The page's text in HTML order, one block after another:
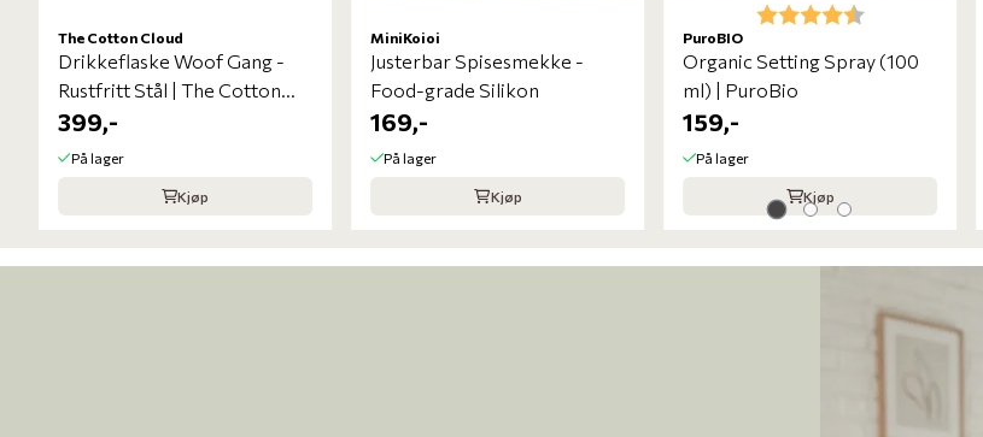
The Cotton Cloud
Drikkeflaske Woof Gang -
Rustfritt Stål | The Cotton
Cloud
399,-
På lager
Kjøp
MiniKoioi
Justerbar Spisesmekke -
Food-grade Silikon
169,-
På lager
Kjøp
Karakter: 4.5 av 5 mulige
PuroBIO
Organic Setting Spray (100
ml) | PuroBio
159,-
På lager
Kjøp